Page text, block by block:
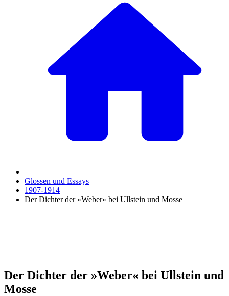
Glossen und Essays
1907-1914
Der Dichter der »Weber« bei Ullstein und Mosse
Der Dichter der »Weber« bei Ullstein und
Mosse